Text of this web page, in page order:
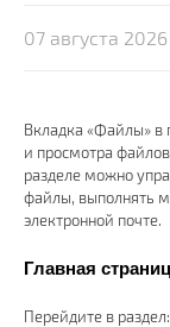
07 августа 2026
Вкладка «Файлы» в
и просмотра
разделе можно
файлы, выполнять
электронной почте.
Главная
Перейдите в